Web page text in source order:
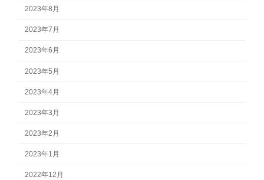
2023年8月
2023年7月
2023年6月
2023年5月
2023年4月
2023年3月
2023年2月
2023年1月
2022年12月